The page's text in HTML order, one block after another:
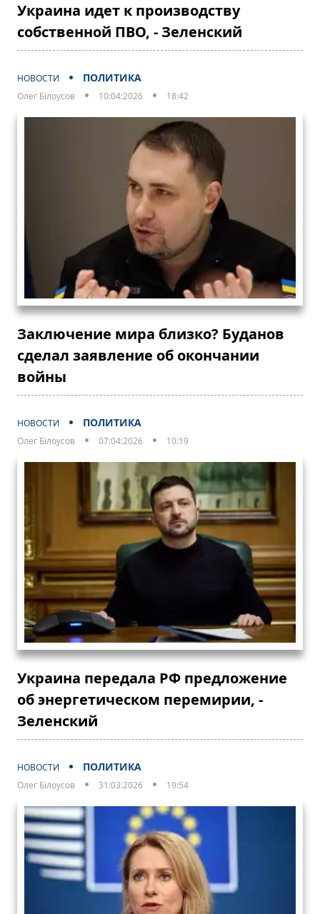
Украина идет к производству
собственной ПВО, - Зеленский
НОВОСТИ ПОЛИТИКА
Олег Білоусов 10:04:2026 18:42
Заключение мира близко? Буданов
сделал заявление об окончании
войны
НОВОСТИ ПОЛИТИКА
Олег Білоусов 07:04:2026 10:19
Украина передала РФ предложение
об энергетическом перемирии, -
Зеленский
НОВОСТИ ПОЛИТИКА
Олег Білоусов 31:03:2026 19:54